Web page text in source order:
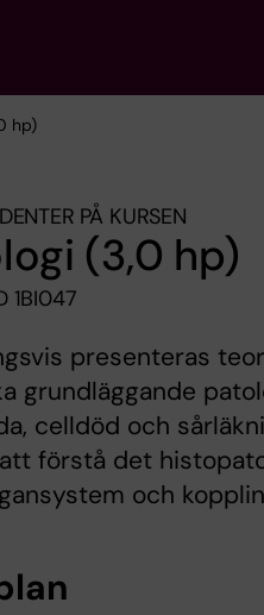
hp)
PÅ KURSEN
(3,0 hp)
1BI047
presenteras
grundläggande
celldöd och
förstå det
och